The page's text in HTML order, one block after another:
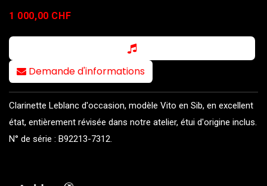
1 000,00 CHF
Demande d'informations
Clarinette Leblanc d'occasion, modèle Vito en Sib, en excellent
état, entièrement révisée dans notre atelier, étui d'origine inclus.
N° de série : B92213-7312.